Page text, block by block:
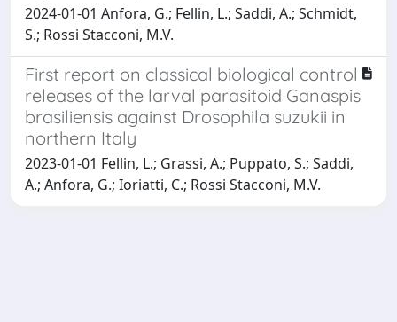
2024-01-01 Anfora, G.; Fellin, L.; Saddi, A.; Schmidt,
S.; Rossi Stacconi, M.V.
First report on classical biological control
releases of the larval parasitoid Ganaspis
brasiliensis against Drosophila suzukii in
northern Italy
2023-01-01 Fellin, L.; Grassi, A.; Puppato, S.; Saddi,
A.; Anfora, G.; Ioriatti, C.; Rossi Stacconi, M.V.